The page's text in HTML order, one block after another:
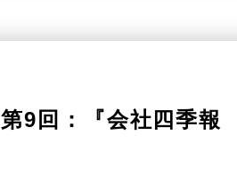
第9回：『会社四季報